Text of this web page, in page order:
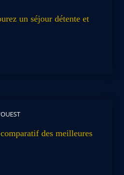
un séjour détente et
des meilleures